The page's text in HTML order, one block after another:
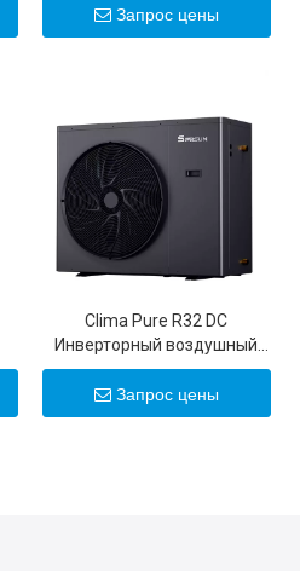
тепловые насосы
постоянного тока 20 кВт 22
Запрос цены
Clima Pure R32 DC
Инверторный воздушный
тепловой насос
Запрос цены